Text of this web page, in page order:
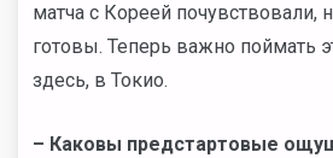
матча с Кореей почувствовали,
готовы. Теперь важно поймать
здесь, в Токио.
– Каковы предстартовые